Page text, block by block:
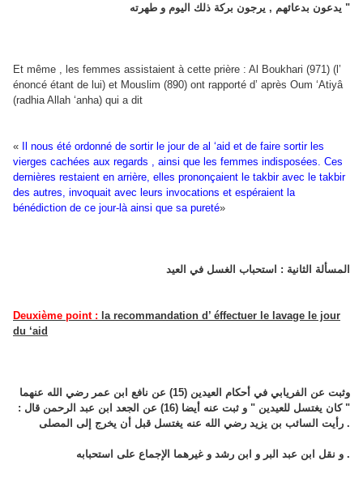
يدعون بدعائهم , يرجون بركة ذلك اليوم و طهرته "
Et même , les femmes assistaient à cette prière : Al Boukhari (971) (l’
énoncé étant de lui) et Mouslim (890) ont rapporté d’ après Oum ‘Atiyâ
(radhia Allah ‘anha) qui a dit
«
Il nous été ordonné de sortir le jour de al ‘aid et de faire sortir les
vierges cachées aux regards , ainsi que les femmes indisposées. Ces
dernières restaient en arrière, elles prononçaient le takbir avec le takbir
des autres, invoquait avec leurs invocations et espéraient la
bénédiction de ce jour-là ainsi que sa pureté»
المسألة الثانية : استحباب الغسل في العيد
Deuxième point : la recommandation d’ éffectuer le lavage le jour
du ‘aid
وثبت عن الفريابي في أحكام العيدين (15) عن نافع ابن عمر رضي الله عنهما
" كان يغتسل للعيدين " و ثبت عنه أيضا (16) عن الجعد ابن عبد الرحمن قال :
رأيت السائب بن يزيد رضي الله عنه يغتسل قبل أن يخرج إلى المصلى .
و نقل ابن عبد البر و ابن رشد و غيرهما الإجماع على استحبابه .